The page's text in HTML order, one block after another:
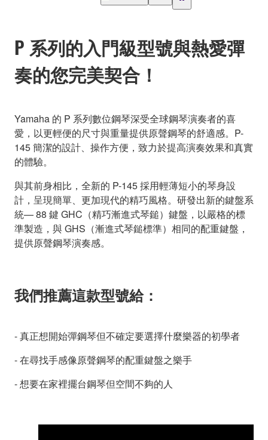
P 系列的入門級型號與熱愛彈
奏的您完美契合！
Yamaha 的 P 系列數位鋼琴深受全球鋼琴演奏者的喜
愛，以更輕便的尺寸與重量提供原聲鋼琴的舒適感。P-
145 簡潔的設計、操作方便，致力於提高演奏效果和真實
的體驗。
與其前身相比，全新的 P-145 採用輕薄短小的琴身設
計，呈現簡單、更加現代的精巧風格。研發出新的鍵盤系
統— 88 鍵 GHC（精巧漸進式琴鎚）鍵盤，以嚴格的標
準製造，與 GHS（漸進式琴鎚標準）相同的配重鍵盤，
提供原聲鋼琴演奏感。
我們推薦這款型號給：
- 真正想開始彈鋼琴但不確定要選擇什麼樂器的初學者
- 在尋找手感像原聲鋼琴的配重鍵盤之樂手
- 想要在家裡擺台鋼琴但空間不夠的人